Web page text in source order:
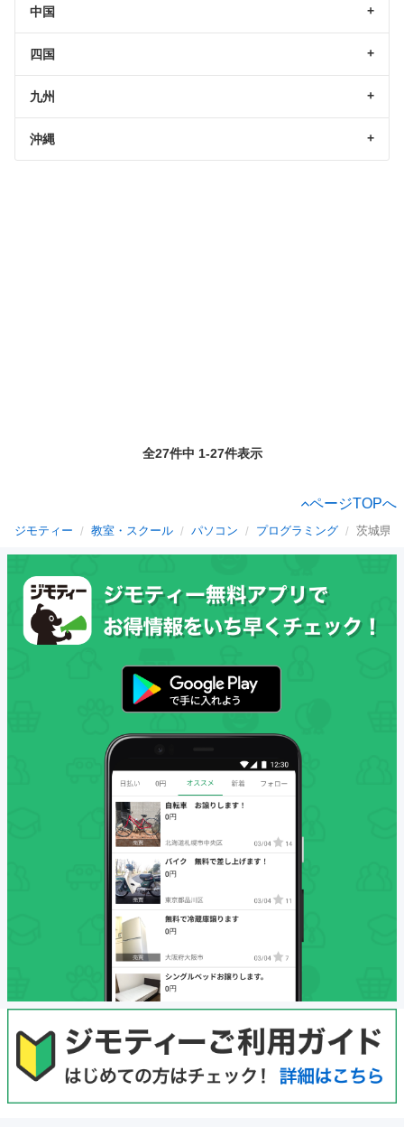
中国
四国
九州
沖縄
全27件中 1-27件表示
ページTOPへ
ジモティー 教室・スクール パソコン プログラミング 茨城県